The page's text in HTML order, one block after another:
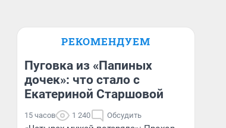
РЕКОМЕНДУЕМ
Пуговка из «Папиных
дочек»: что стало с
Екатериной Старшовой
15 часов 1 240 Обсудить